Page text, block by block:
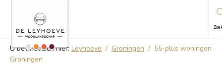
U bevindt zich hier: Leyhoeve / Groningen / 55-plus woningen
Groningen